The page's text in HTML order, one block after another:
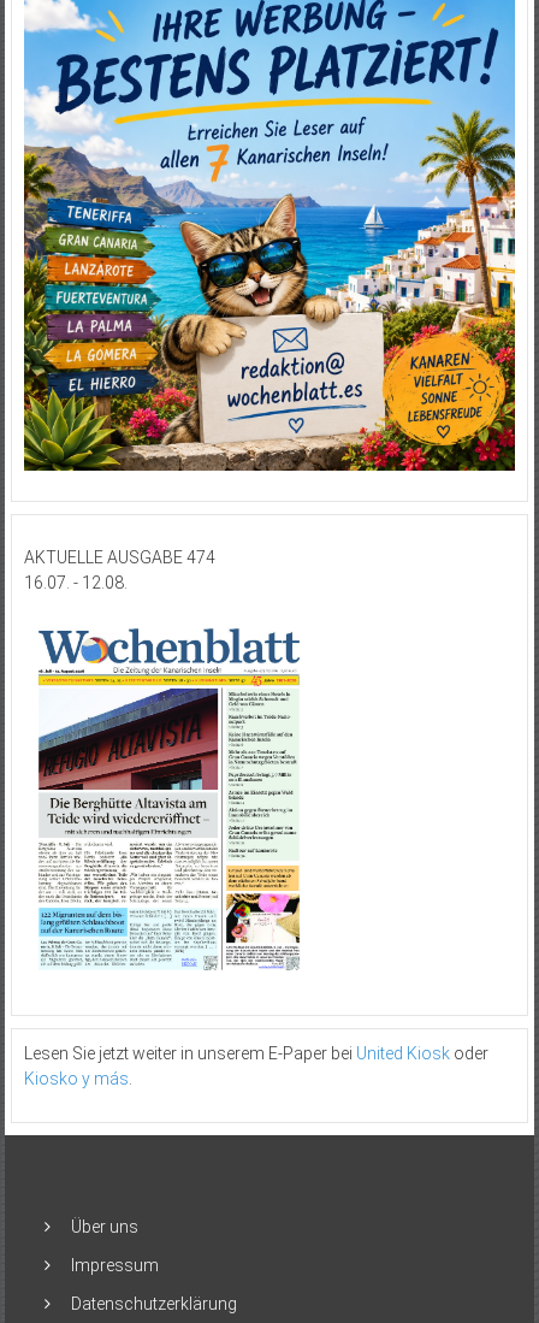
AKTUELLE AUSGABE 474
16.07. - 12.08.
Lesen Sie jetzt weiter in unserem E-Paper bei United Kioskoder
Kiosko y más
Über uns
Impressum
Datenschutzerklärung